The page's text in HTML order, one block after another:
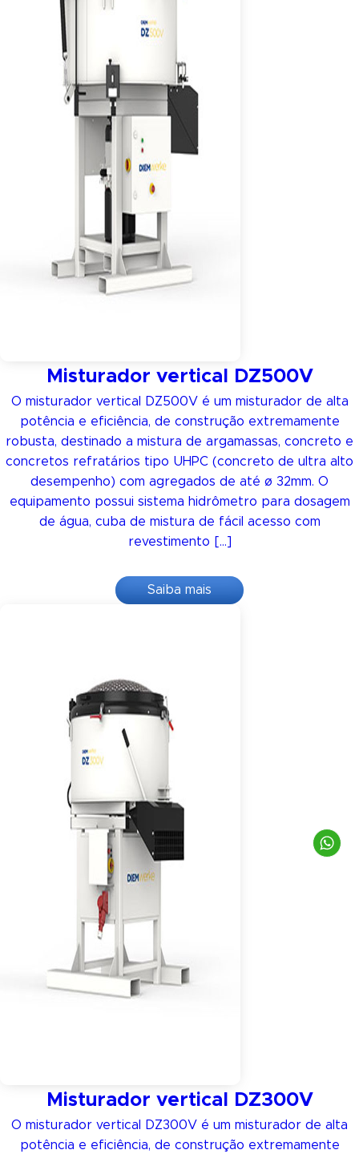
Misturador vertical DZ500V
O misturador vertical DZ500V é um misturador de alta
potência e eficiência, de construção extremamente
robusta, destinado a mistura de argamassas, concreto e
concretos refratários tipo UHPC (concreto de ultra alto
desempenho) com agregados de até ø 32mm. O
equipamento possui sistema hidrômetro para dosagem
de água, cuba de mistura de fácil acesso com
revestimento […]
Saiba mais
Misturador vertical DZ300V
O misturador vertical DZ300V é um misturador de alta
potência e eficiência, de construção extremamente